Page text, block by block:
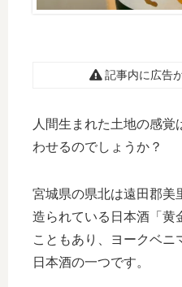
記事内に広告
人間生まれた土地の感
わせるのでしょうか？
宮城県の県北は遠田郡美
造られている日本酒「黄
こともあり、ヨークベニ
日本酒の一つです。